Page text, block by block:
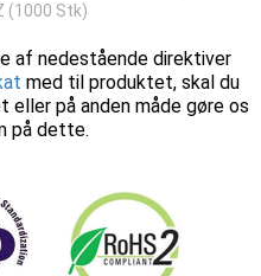
(1000 Stk)
af nedestående direktiver
med til produktet, skal du
på anden måde gøre os
på dette.